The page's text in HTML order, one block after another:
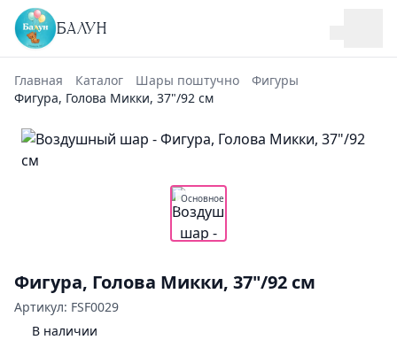
БАЛУН
Главная Каталог Шары поштучно
Фигуры
Фигура, Голова Микки, 37"/92 см
Основное
Фигура, Голова Микки, 37"/92 см
Артикул: FSF0029
В наличии